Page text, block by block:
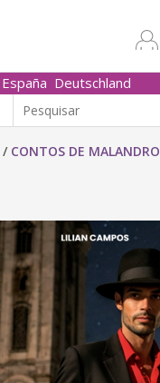
España Deutschland
/ CONTOS DE MALANDRO